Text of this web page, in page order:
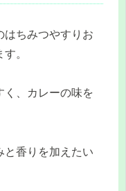
はちみつやすりお
。
く、カレーの味を
と香りを加えたい